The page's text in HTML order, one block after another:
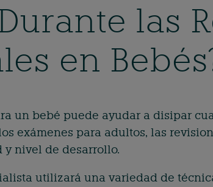
las
en
un bebé puede ayudar a disipar
exámenes para adultos, las
y nivel de desarrollo.
utilizará una variedad de